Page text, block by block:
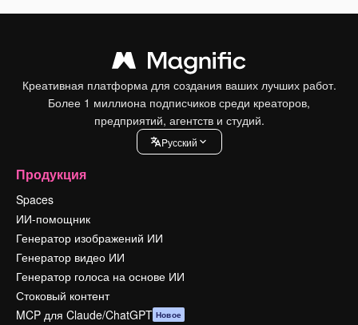
Креативная платформа для создания ваших лучших работ.
Более 1 миллиона подписчиков среди креаторов,
предприятий, агентств и студий.
Pусский
Продукция
Spaces
ИИ-помощник
Генератор изображений ИИ
Генератор видео ИИ
Генератор голоса на основе ИИ
Стоковый контент
MCP для Claude/ChatGPT Новое